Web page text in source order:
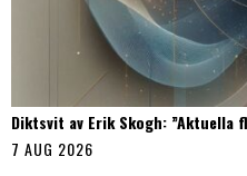
Diktsvit av Erik Skogh: ”Aktuella
7 AUG 2026